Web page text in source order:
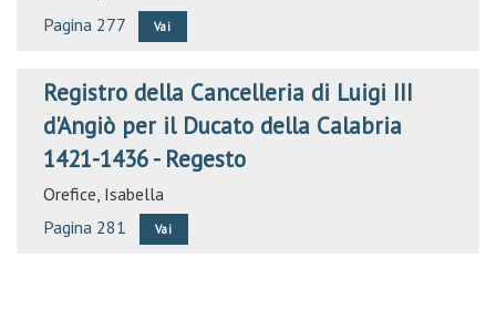
Pagina 277
Vai
Registro della Cancelleria di Luigi III
d'Angiò per il Ducato della Calabria
1421-1436 - Regesto
Orefice, Isabella
Pagina 281
Vai